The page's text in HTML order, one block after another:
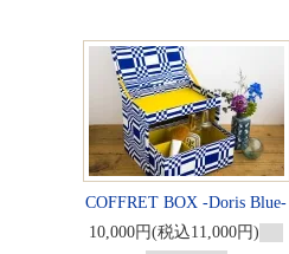
COFFRET BOX -Doris Blue-
10,000円(税込11,000円)